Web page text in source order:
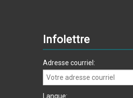
Infolettre
Adresse courriel:
Langue: